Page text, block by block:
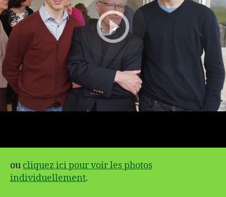
ou cliquez ici pour voir les photos
individuellement.